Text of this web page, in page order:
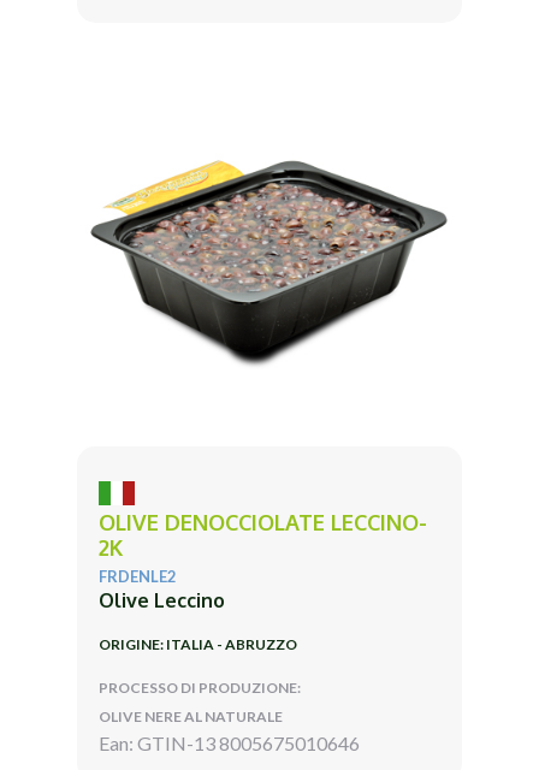
OLIVE DENOCCIOLATE LECCINO-
2K
FRDENLE2
Olive Leccino
ORIGINE: ITALIA - ABRUZZO
PROCESSO DI PRODUZIONE:
OLIVE NERE AL NATURALE
Ean: GTIN-13 8005675010646